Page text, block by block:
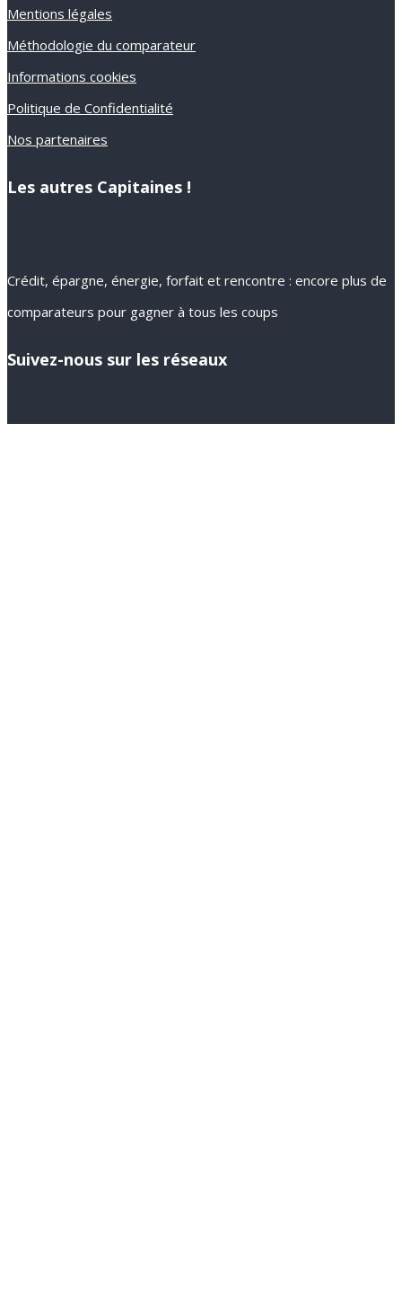
Mentions légales
Méthodologie du comparateur
Informations cookies
Politique de Confidentialité
Nos partenaires
Les autres Capitaines !
Crédit, épargne, énergie, forfait et rencontre : encore plus de
comparateurs pour gagner à tous les coups
Suivez-nous sur les réseaux